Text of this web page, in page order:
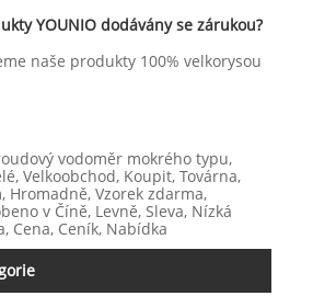
YOUNIO dodávány se zárukou?
naše produkty 100% velkorysou
vodoměr mokrého typu,
Velkoobchod, Koupit, Továrna,
Hromadně, Vzorek zdarma,
v Číně, Levně, Sleva, Nízká
Cena, Ceník, Nabídka